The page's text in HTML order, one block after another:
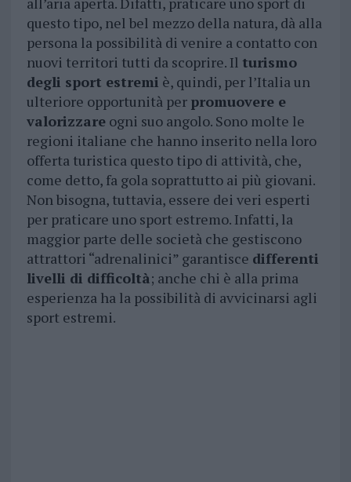
questo tipo, nel bel mezzo della natura, dà alla
persona la possibilità di venire a contatto con
nuovi territori tutti da scoprire. Il turismo
degli sport estremi è, quindi, per l’Italia un
ulteriore opportunità per promuovere e
valorizzareogni suo angolo. Sono molte le
regioni italiane che hanno inserito nella loro
offerta turistica questo tipo di attività, che,
come detto, fa gola soprattutto ai più giovani.
Non bisogna, tuttavia, essere dei veri esperti
per praticare uno sport estremo. Infatti, la
maggior parte delle società che gestiscono
attrattori “adrenalinici” garantisce differenti
livelli di difficoltà; anche chi è alla prima
esperienza ha la possibilità di avvicinarsi agli
sport estremi.